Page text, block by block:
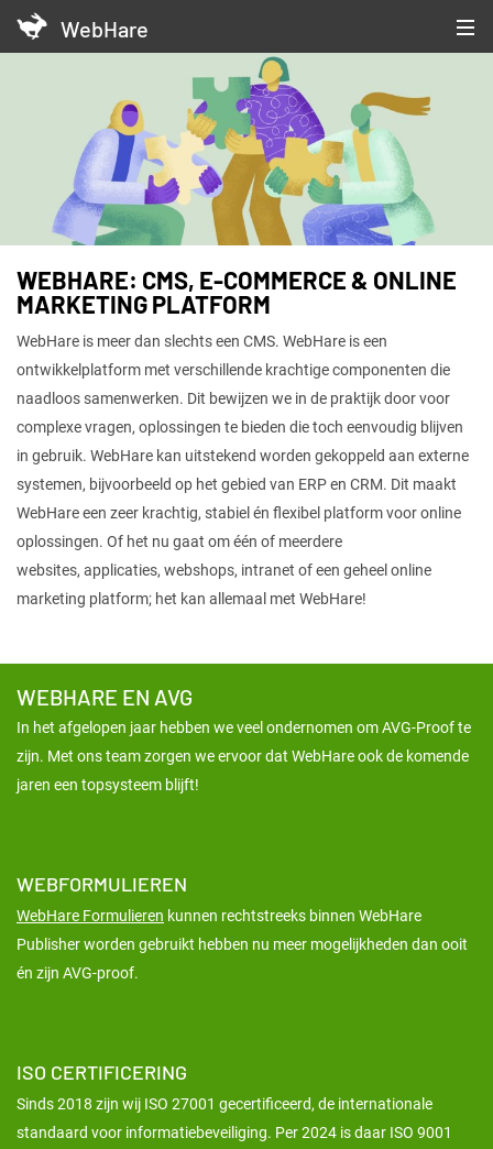
WebHare
Website voor zorginnovatoren
Zorg voor innoveren
WEBHARE: CMS, E-COMMERCE & ONLINE
MARKETING PLATFORM
WebHare is meer dan slechts een CMS. WebHare is een
ontwikkelplatform met verschillende krachtige componenten die
naadloos samenwerken. Dit bewijzen we in de praktijk door voor
complexe vragen, oplossingen te bieden die toch eenvoudig blijven
in gebruik. WebHare kan uitstekend worden gekoppeld aan externe
systemen, bijvoorbeeld op het gebied van ERP en CRM. Dit maakt
WebHare een zeer krachtig, stabiel én flexibel platform voor online
oplossingen. Of het nu gaat om één of meerdere
websites, applicaties, webshops, intranet of een geheel online
marketing platform; het kan allemaal met WebHare!
WEBHARE EN AVG
In het afgelopen jaar hebben we veel ondernomen om AVG-Proof te
zijn. Met ons team zorgen we ervoor dat WebHare ook de komende
jaren een topsysteem blijft!
WEBFORMULIEREN
WebHare Formulieren kunnen rechtstreeks binnen WebHare
Publisher worden gebruikt hebben nu meer mogelijkheden dan ooit
én zijn AVG-proof.
ISO CERTIFICERING
Sinds 2018 zijn wij ISO 27001 gecertificeerd, de internationale
standaard voor informatiebeveiliging. Per 2024 is daar ISO 9001